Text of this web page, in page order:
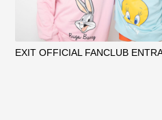
EXIT OFFICIAL FANCLUB